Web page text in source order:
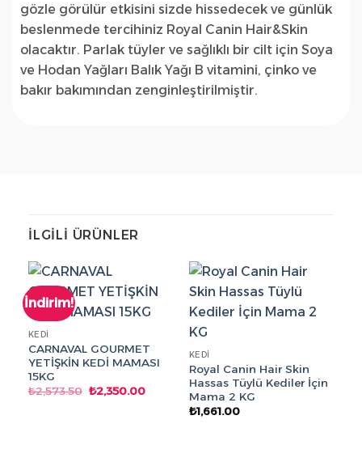
gözle görülür etkisini sizde hissedecek ve günlük
beslenmede tercihiniz Royal Canin Hair&Skin
olacaktır. Parlak tüyler ve sağlıklı bir cilt için Soya
ve Hodan Yağları Balık Yağı B vitamini, çinko ve
bakır bakımından zenginleştirilmiştir.
İLGILI ÜRÜNLER
İndirim!
KEDI
CARNAVAL GOURMET
YETİŞKİN KEDİ MAMASI
15KG
₺2,573.50 Orijinal
fiyat:
₺2,350.00Şu
KEDI
Royal Canin Hair Skin
Hassas Tüylü Kediler İçin
Mama 2 KG
₺1,661.00